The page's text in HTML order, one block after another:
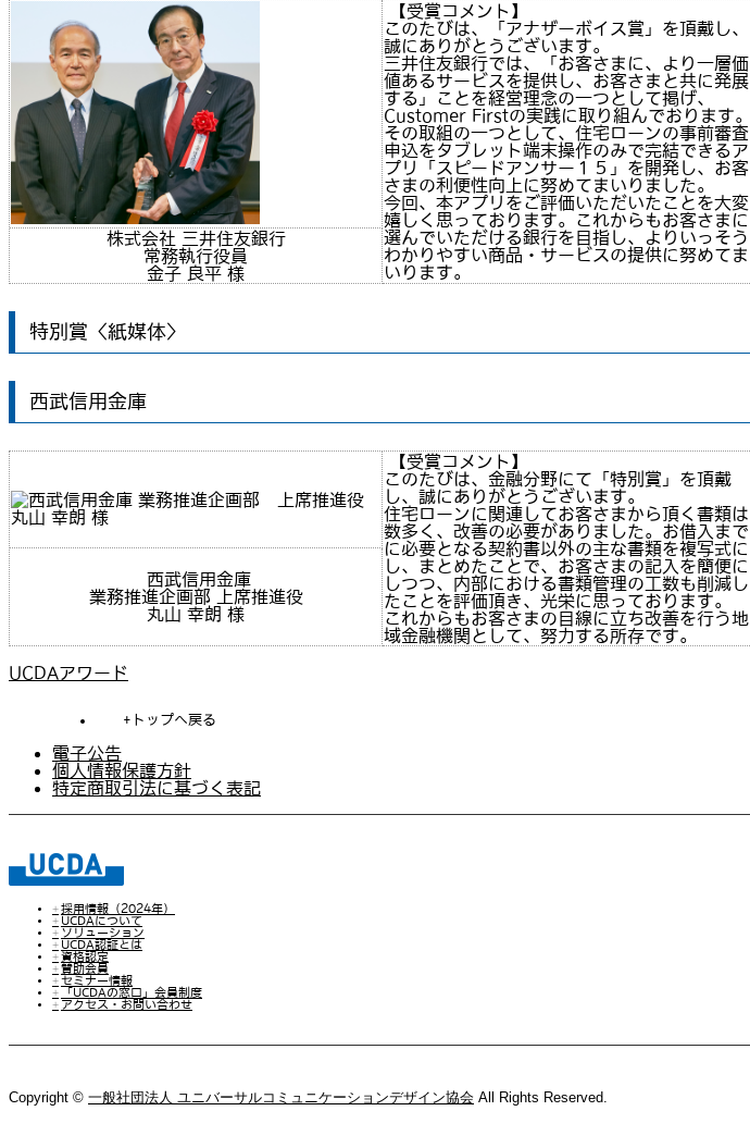
【受賞コメント】
このたびは、「アナザーボイス賞」を頂戴し、
誠にありがとうございます。
三井住友銀行では、「お客さまに、より一層価
値あるサービスを提供し、お客さまと共に発展
する」ことを経営理念の一つとして掲げ、
Customer Firstの実践に取り組んでおります。
その取組の一つとして、住宅ローンの事前審査
申込をタブレット端末操作のみで完結できるア
プリ「スピードアンサー１５」を開発し、お客
さまの利便性向上に努めてまいりました。
今回、本アプリをご評価いただいたことを大変
嬉しく思っております。これからもお客さまに
選んでいただける銀行を目指し、よりいっそう
わかりやすい商品・サービスの提供に努めてま
いります。
株式会社 三井住友銀行
常務執行役員
金子 良平 様
特別賞〈紙媒体〉
西武信用金庫
【受賞コメント】
このたびは、金融分野にて「特別賞」を頂戴
し、誠にありがとうございます。
住宅ローンに関連してお客さまから頂く書類は
数多く、改善の必要がありました。お借入まで
に必要となる契約書以外の主な書類を複写式に
し、まとめたことで、お客さまの記入を簡便に
しつつ、内部における書類管理の工数も削減し
たことを評価頂き、光栄に思っております。
これからもお客さまの目線に立ち改善を行う地
域金融機関として、努力する所存です。
西武信用金庫
業務推進企画部 上席推進役
丸山 幸朗 様
UCDAアワード
トップへ戻る
電子公告
個人情報保護方針
特定商取引法に基づく表記
採用情報（2024年）
UCDAについて
ソリューション
UCDA認証とは
資格認定
賛助会員
セミナー情報
「UCDAの窓口」会員制度
アクセス・お問い合わせ
Copyright © 一般社団法人 ユニバーサルコミュニケーションデザイン協会 All Rights Reserved.